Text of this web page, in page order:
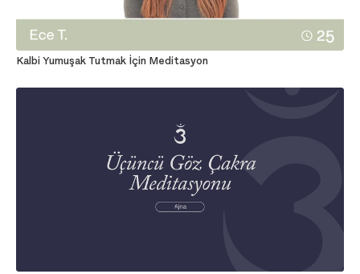
Kalbi Yumuşak Tutmak İçin Meditasyon